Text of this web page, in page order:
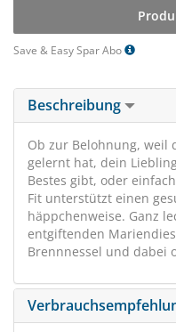
Save & Easy Spar Abo
Beschreibung
Ob zur Belohnung, weil
gelernt hat, dein
Bestes gibt, oder
Fit unterstützt einen
häppchenweise. Ganz
entgiftenden
Brennnessel und dabei